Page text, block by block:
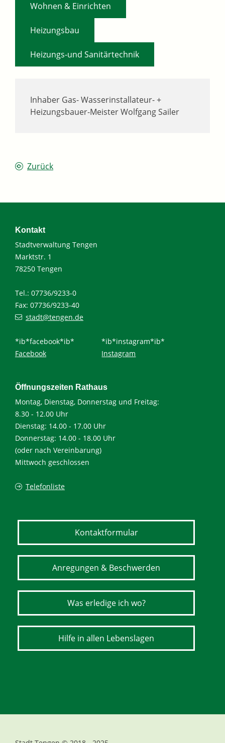
Inhaber Gas- Wasserinstallateur- +
Heizungsbauer-MeisterWolfgangSailer
Wohnen & Einrichten
Heizungsbau
Heizungs-und Sanitärtechnik
Zurück
Kontakt
Stadtverwaltung Tengen
Marktstr. 1
78250 Tengen
Tel.: 07736/9233-0
Fax: 07736/9233-40
stadt@tengen.de
*ib*facebook*ib*
Facebook
*ib*instagram*ib*
Instagram
Öffnungszeiten Rathaus
Montag, Dienstag, Donnerstag und Freitag:
8.30 - 12.00 Uhr
Dienstag: 14.00 - 17.00 Uhr
Donnerstag: 14.00 - 18.00 Uhr
(oder nach Vereinbarung)
Mittwoch geschlossen
Telefonliste
Kontaktformular
Anregungen & Beschwerden
Was erledige ich wo?
Hilfe in allen Lebenslagen